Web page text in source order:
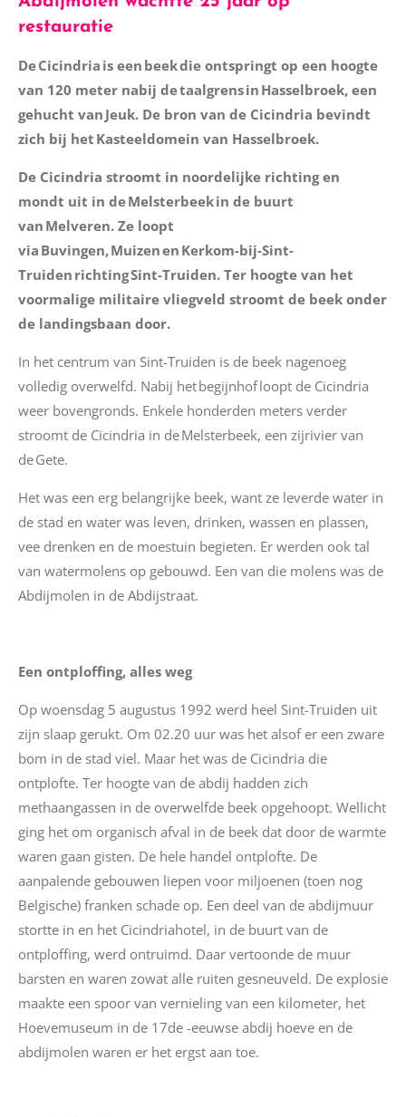
restauratie
De Cicindria is een beek die ontspringt op een hoogte
van 120 meter nabij de taalgrens in Hasselbroek, een
gehucht van Jeuk. De bron van de Cicindria bevindt
zich bij het Kasteeldomein van Hasselbroek.
De Cicindria stroomt in noordelijke richting en
mondt uit in de Melsterbeek in de buurt
van Melveren. Ze loopt
via Buvingen, Muizen en Kerkom-bij-Sint-
Truiden richting Sint-Truiden. Ter hoogte van het
voormalige militaire vliegveld stroomt de beek onder
de landingsbaan door.
In het centrum van Sint-Truiden is de beek nagenoeg
volledig overwelfd. Nabij het begijnhof loopt de Cicindria
weer bovengronds. Enkele honderden meters verder
stroomt de Cicindria in de Melsterbeek, een zijrivier van
de Gete.
Het was een erg belangrijke beek, want ze leverde water in
de stad en water was leven, drinken, wassen en plassen,
vee drenken en de moestuin begieten. Er werden ook tal
van watermolens op gebouwd. Een van die molens was de
Abdijmolen in de Abdijstraat.
Een ontploffing, alles weg
Op woensdag 5 augustus 1992 werd heel Sint-Truiden uit
zijn slaap gerukt. Om 02.20 uur was het alsof er een zware
bom in de stad viel. Maar het was de Cicindria die
ontplofte. Ter hoogte van de abdij hadden zich
methaangassen in de overwelfde beek opgehoopt. Wellicht
ging het om organisch afval in de beek dat door de warmte
waren gaan gisten. De hele handel ontplofte. De
aanpalende gebouwen liepen voor miljoenen (toen nog
Belgische) franken schade op. Een deel van de abdijmuur
stortte in en het Cicindriahotel, in de buurt van de
ontploffing, werd ontruimd. Daar vertoonde de muur
barsten en waren zowat alle ruiten gesneuveld. De explosie
maakte een spoor van vernieling van een kilometer, het
Hoevemuseum in de 17de -eeuwse abdij hoeve en de
abdijmolen waren er het ergst aan toe.